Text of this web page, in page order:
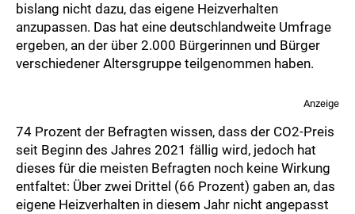
bislang nicht dazu, das eigene Heizverhalten
anzupassen. Das hat eine deutschlandweite Umfrage
ergeben, an der über 2.000 Bürgerinnen und Bürger
verschiedener Altersgruppe teilgenommen haben.
Anzeige
74 Prozent der Befragten wissen, dass der CO2-Preis
seit Beginn des Jahres 2021 fällig wird, jedoch hat
dieses für die meisten Befragten noch keine Wirkung
entfaltet: Über zwei Drittel (66 Prozent) gaben an, das
eigene Heizverhalten in diesem Jahr nicht angepasst